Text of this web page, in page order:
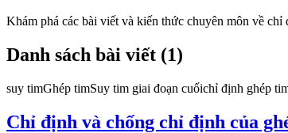
Khám phá các bài viết và kiến thức chuyên môn về chỉ
Danh sách bài viết (1)
suy timGhép timSuy tim giai đoạn cuốichỉ định ghép
Chỉ định và chống chỉ định của